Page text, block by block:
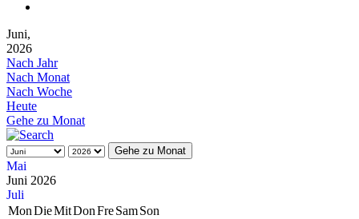
Juni,
2026
Nach Jahr
Nach Monat
Nach Woche
Heute
Gehe zu Monat
Gehe zu Monat
Mai
Juni 2026
Juli
MonDieMitDonFreSamSon